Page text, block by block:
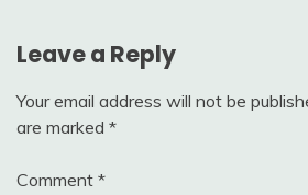
Leave a Reply
Your email address will not be
are marked *
Comment *